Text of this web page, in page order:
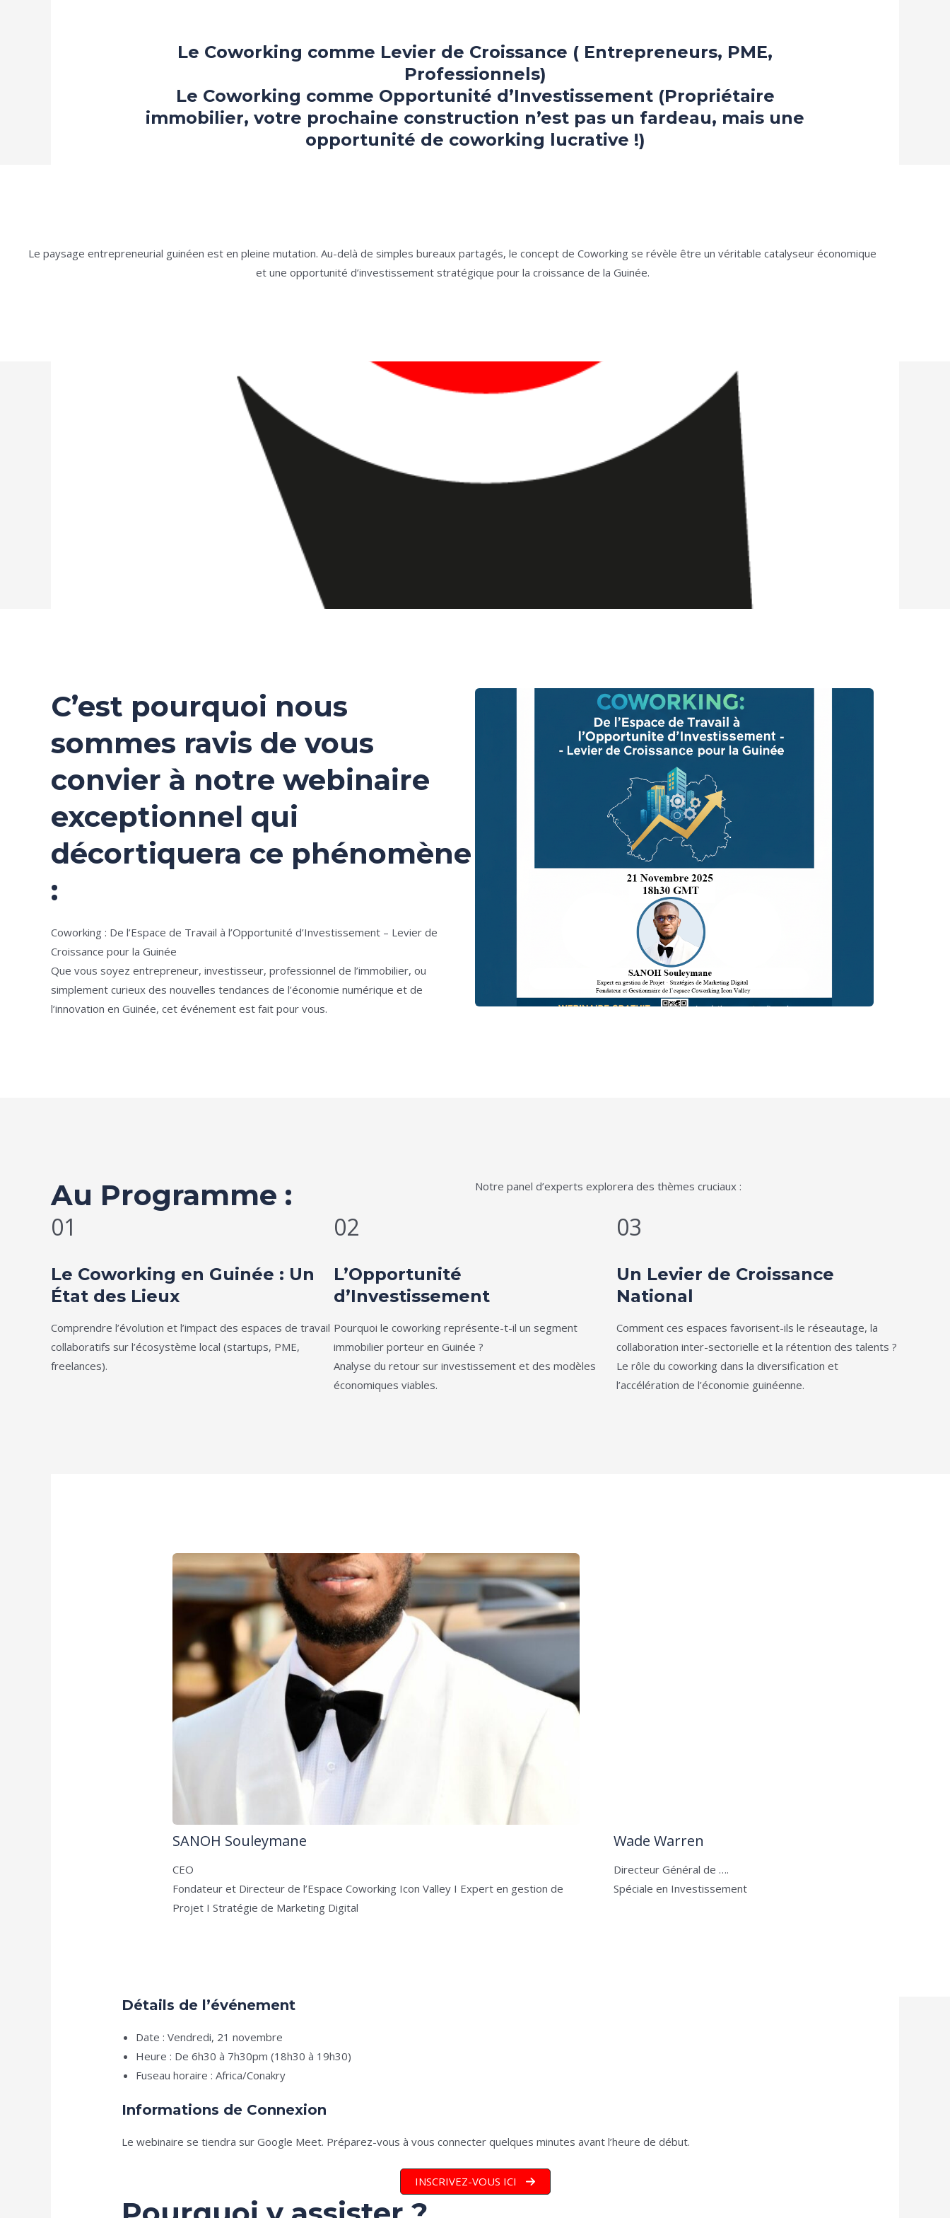
Le Coworking comme Levier de Croissance ( Entrepreneurs, PME,
Professionnels)
Le Coworking comme Opportunité d’Investissement (Propriétaire
immobilier, votre prochaine construction n’est pas un fardeau, mais une
opportunité de coworking lucrative !)
Le paysage entrepreneurial guinéen est en pleine mutation. Au-delà de simples bureaux partagés, le concept de Coworking se révèle être un véritable catalyseur économique
et une opportunité d’investissement stratégique pour la croissance de la Guinée.
C’est pourquoi nous
sommes ravis de vous
convier à notre webinaire
exceptionnel qui
décortiquera ce phénomène
:
Coworking : De l’Espace de Travail à l’Opportunité d’Investissement – Levier de
Croissance pour la Guinée
Que vous soyez entrepreneur, investisseur, professionnel de l’immobilier, ou
simplement curieux des nouvelles tendances de l’économie numérique et de
l’innovation en Guinée, cet événement est fait pour vous.
Au Programme : Notre panel d’experts explorera des thèmes cruciaux :
01
Le Coworking en Guinée : Un
État des Lieux
Comprendre l’évolution et l’impact des espaces de travail
collaboratifs sur l’écosystème local (startups, PME,
freelances).
02
L’Opportunité
d’Investissement
Pourquoi le coworking représente-t-il un segment
immobilier porteur en Guinée ?
Analyse du retour sur investissement et des modèles
économiques viables.
03
Un Levier de Croissance
National
Comment ces espaces favorisent-ils le réseautage, la
collaboration inter-sectorielle et la rétention des talents ?
Le rôle du coworking dans la diversification et
l’accélération de l’économie guinéenne.
SANOH Souleymane
CEO
Fondateur et Directeur de l’Espace Coworking Icon Valley I Expert en gestion de
Projet I Stratégie de Marketing Digital
Wade Warren
Directeur Général de ….
Spéciale en Investissement
Détails de l’événement
Date : Vendredi, 21 novembre
Heure : De 6h30 à 7h30pm (18h30 à 19h30)
Fuseau horaire : Africa/Conakry
Informations de Connexion
Le webinaire se tiendra sur Google Meet. Préparez-vous à vous connecter quelques minutes avant l’heure de début.
INSCRIVEZ-VOUS ICI